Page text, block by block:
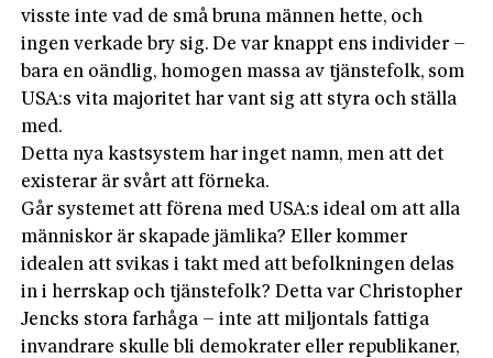
visste inte vad de små bruna männen hette, och
ingen verkade bry sig. De var knappt ens individer –
bara en oändlig, homogen massa av tjänstefolk, som
USA:s vita majoritet har vant sig att styra och ställa
med.
Detta nya kastsystem har inget namn, men att det
existerar är svårt att förneka.
Går systemet att förena med USA:s ideal om att alla
människor är skapade jämlika? Eller kommer
idealen att svikas i takt med att befolkningen delas
in i herrskap och tjänstefolk? Detta var Christopher
Jencks stora farhåga – inte att miljontals fattiga
invandrare skulle bli demokrater eller republikaner,